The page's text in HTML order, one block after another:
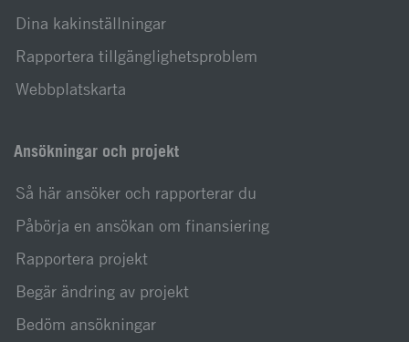
Dina kakinställningar
Rapportera tillgänglighetsproblem
Webbplatskarta
Ansökningar och projekt
Så här ansöker och rapporterar du
Påbörja en ansökan om finansiering
Rapportera projekt
Begär ändring av projekt
Bedöm ansökningar